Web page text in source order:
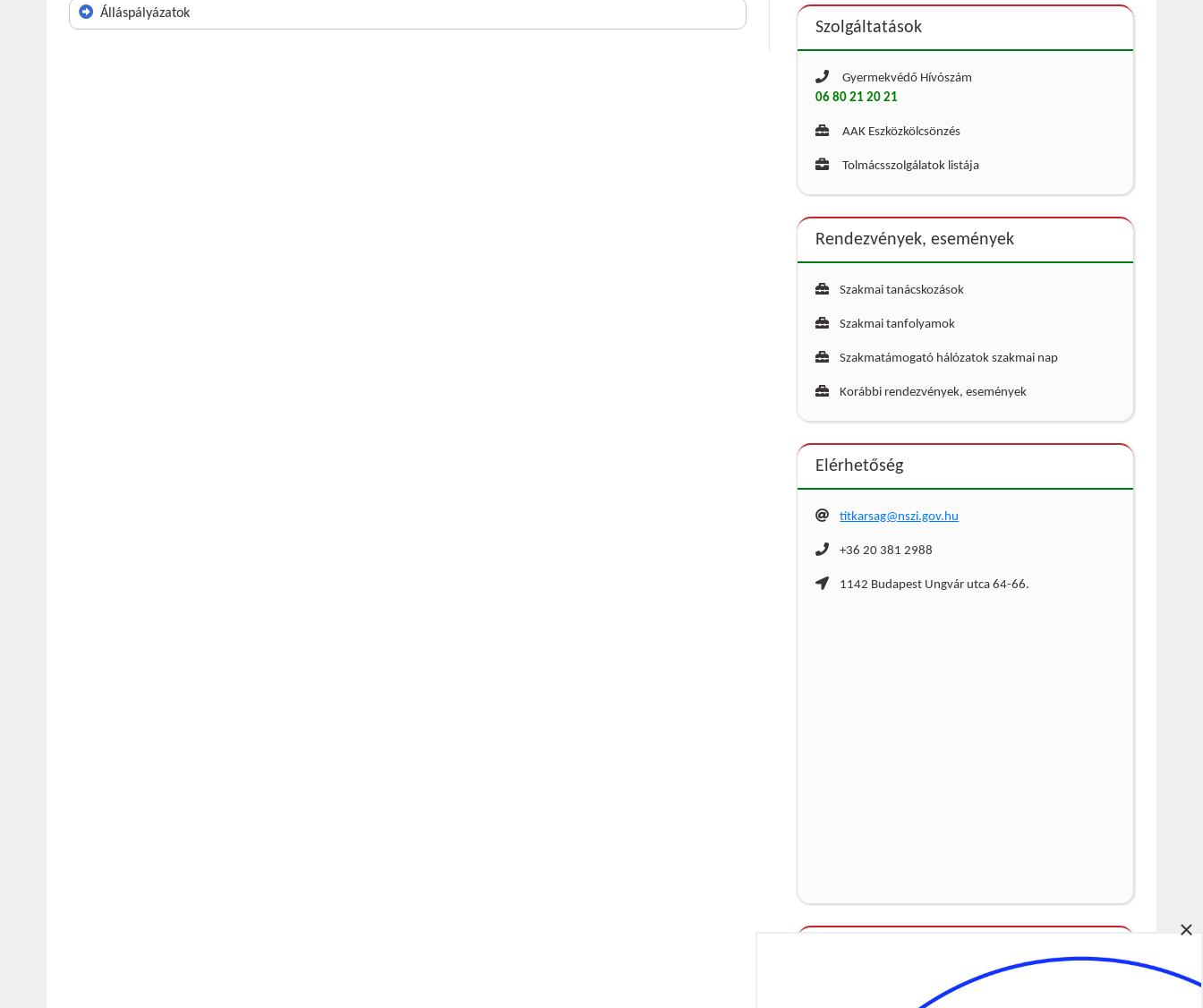
×
Álláspályázatok
Szolgáltatások
Gyermekvédő Hívószám
06 80 21 20 21
AAK Eszközkölcsönzés
Tolmácsszolgálatok listája
Rendezvények, események
Szakmai tanácskozások
Szakmai tanfolyamok
Szakmatámogató hálózatok szakmai nap
Korábbi rendezvények, események
Elérhetőség
titkarsag@nszi.gov.hu
+36 20 381 2988
1142 Budapest Ungvár utca 64-66.